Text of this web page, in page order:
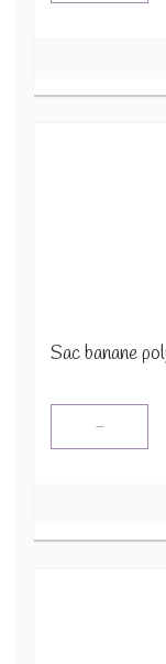
Sac banane
-